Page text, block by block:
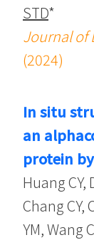
STD*
Journal of
(2024)
In situ
an
protein
Huang CY,
Chang CY,
YM, Wang